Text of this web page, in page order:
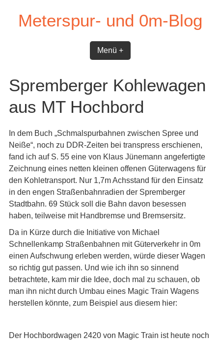
contentMeterspur- und 0m-Blog
Menü +
Spremberger Kohlewagen
aus MT Hochbord
In dem Buch „Schmalspurbahnen zwischen Spree und
Neiße“, noch zu DDR-Zeiten bei transpress erschienen,
fand ich auf S. 55 eine von Klaus Jünemann angefertigte
Zeichnung eines netten kleinen offenen Güterwagens für
den Kohletransport. Nur 1,7m Achsstand für den Einsatz
in den engen Straßenbahnradien der Spremberger
Stadtbahn. 69 Stück soll die Bahn davon besessen
haben, teilweise mit Handbremse und Bremsersitz.
Da in Kürze durch die Initiative von Michael
Schnellenkamp Straßenbahnen mit Güterverkehr in 0m
einen Aufschwung erleben werden, würde dieser Wagen
so richtig gut passen. Und wie ich ihn so sinnend
betrachtete, kam mir die Idee, doch mal zu schauen, ob
man ihn nicht durch Umbau eines Magic Train Wagens
herstellen könnte, zum Beispiel aus diesem hier:
Der Hochbordwagen 2420 von Magic Train ist heute noch